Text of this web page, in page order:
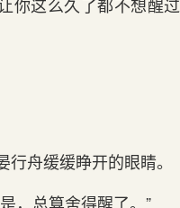
舟缓缓睁开的眼‌睛。
，总算舍得醒了。”